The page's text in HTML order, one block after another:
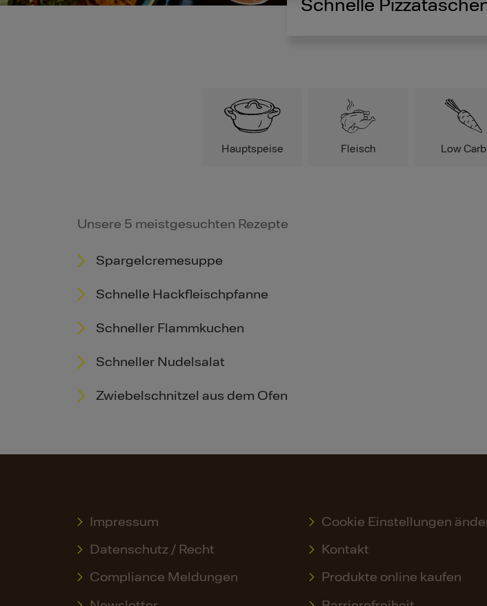
Hauptspeise Fleisch Low Carb
Unsere 5 meistgesuchten Rezepte
Spargelcremesuppe
Schnelle Hackfleischpfanne
Schneller Flammkuchen
Schneller Nudelsalat
Zwiebelschnitzel aus dem Ofen
Impressum
Datenschutz / Recht
Compliance Meldungen
Cookie Einstellungen
Kontakt
Produkte online kaufen